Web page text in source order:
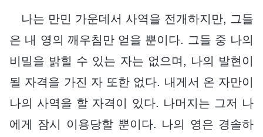
나는 만민 가운데서 사역을 전개하지만, 그들
은 내 영의 깨우침만 얻을 뿐이다. 그들 중 나의
비밀을 밝힐 수 있는 자는 없으며, 나의 발현이
될 자격을 가진 자 또한 없다. 내게서 온 자만이
나의 사역을 할 자격이 있다. 나머지는 그저 나
에게 잠시 이용당할 뿐이다. 나의 영은 경솔하